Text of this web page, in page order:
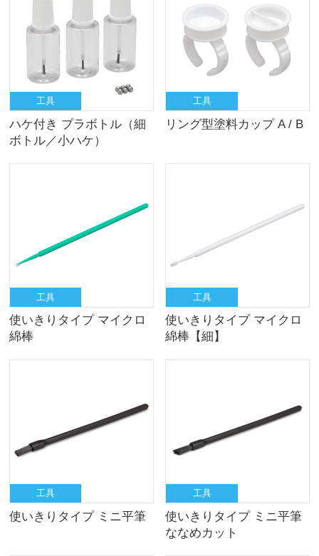
工具
ハケ付き プラボトル（細
ボトル／小ハケ）
工具
リング型塗料カップ A / B
工具
使いきりタイプ マイクロ
綿棒
工具
使いきりタイプ マイクロ
綿棒【細】
工具
使いきりタイプ ミニ平筆
工具
使いきりタイプ ミニ平筆
ななめカット